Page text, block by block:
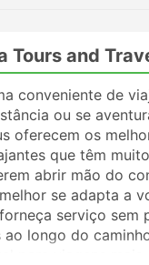
Tours and
conveniente de
ou se
oferecem os
que têm
abrir mão do
se adapta a
serviço sem
ao longo do